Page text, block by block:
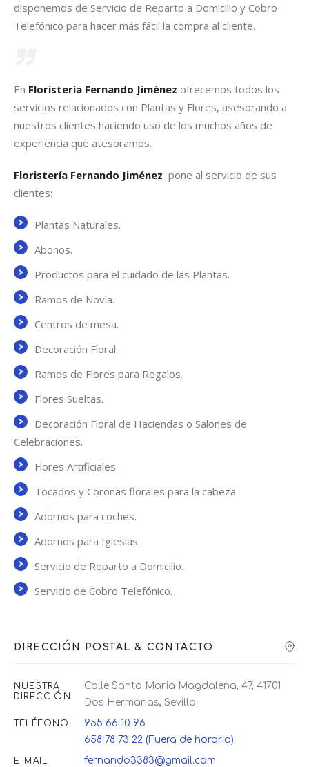
disponemos de Servicio de Reparto a Domicilio y Cobro
Telefónico para hacer más fácil la compra al cliente.
En Floristería Fernando Jiménez ofrecemos todos los
servicios relacionados con Plantas y Flores, asesorando a
nuestros clientes haciendo uso de los muchos años de
experiencia que atesoramos.
Floristería Fernando Jiménez pone al servicio de sus
clientes:
Plantas Naturales.
Abonos.
Productos para el cuidado de las Plantas.
Ramos de Novia.
Centros de mesa.
Decoración Floral.
Ramos de Flores para Regalos.
Flores Sueltas.
Decoración Floral de Haciendas o Salones de
Celebraciones.
Flores Artificiales.
Tocados y Coronas florales para la cabeza.
Adornos para coches.
Adornos para Iglesias.
Servicio de Reparto a Domicilio.
Servicio de Cobro Telefónico.
DIRECCIÓN POSTAL & CONTACTO
NUESTRA
DIRECCIÓN
Calle Santa María Magdalena, 47, 41701
Dos Hermanas, Sevilla
TELÉFONO
955 66 10 96
658 78 73 22 (Fuera de horario)
E-MAIL fernando3383@gmail.com